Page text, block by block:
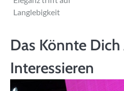
Langlebigkeit
Das Könnte Dich
Interessieren